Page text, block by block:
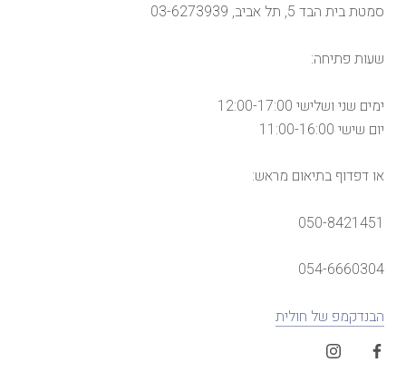
סמטת בית הבד 5, תל אביב, 03-6273939
שעות פתיחה:
ימים שני ושלישי 12:00-17:00
יום שישי 11:00-16:00
או דפדוף בתיאום מראש:
050-8421451
054-6660304
הבנדקמפ של חולית